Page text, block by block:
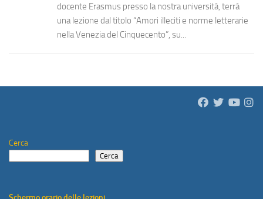
docente Erasmus presso la nostra università, terrà
una lezione dal titolo “Amori illeciti e norme letterarie
nella Venezia del Cinquecento”, su...
Cerca
Cerca